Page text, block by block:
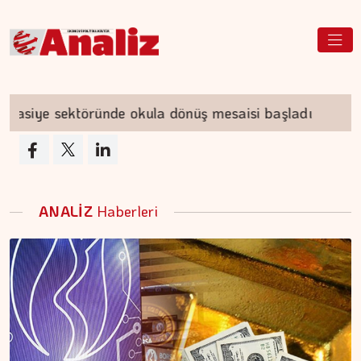
sektöründe okula dönüş mesaisi başladı
ANALİZHaberleri